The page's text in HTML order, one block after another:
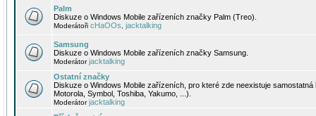
Palm
Diskuze o Windows Mobile zařízeních značky Palm (Treo).
Moderátoři cHaOOs jacktalking
Samsung
Diskuze o Windows Mobile zařízeních značky Samsung.
Moderátorjacktalking
Ostatní značky
Diskuze o Windows Mobile zařízeních, pro které zde neexistuje
Motorola, Symbol, Toshiba, Yakumo, ...).
Moderátorjacktalking